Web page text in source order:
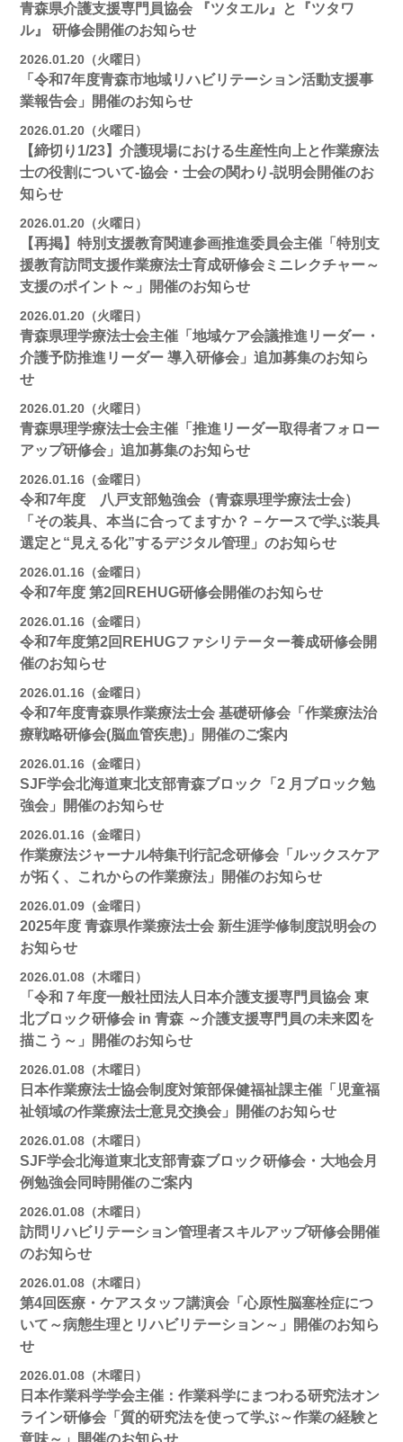
青森県介護支援専門員協会 『ツタエル』と『ツタワ
ル』 研修会開催のお知らせ
2026.01.20（火曜日）
「令和7年度青森市地域リハビリテーション活動支援事
業報告会」開催のお知らせ
2026.01.20（火曜日）
【締切り1/23】介護現場における生産性向上と作業療法
士の役割について-協会・士会の関わり-説明会開催のお
知らせ
2026.01.20（火曜日）
【再掲】特別支援教育関連参画推進委員会主催「特別支
援教育訪問支援作業療法士育成研修会ミニレクチャー～
支援のポイント～」開催のお知らせ
2026.01.20（火曜日）
青森県理学療法士会主催「地域ケア会議推進リーダー・
介護予防推進リーダー 導入研修会」追加募集のお知ら
せ
2026.01.20（火曜日）
青森県理学療法士会主催「推進リーダー取得者フォロー
アップ研修会」追加募集のお知らせ
2026.01.16（金曜日）
令和7年度 八戸支部勉強会（青森県理学療法士会）
「その装具、本当に合ってますか？－ケースで学ぶ装具
選定と“見える化”するデジタル管理」のお知らせ
2026.01.16（金曜日）
令和7年度 第2回REHUG研修会開催のお知らせ
2026.01.16（金曜日）
令和7年度第2回REHUGファシリテーター養成研修会開
催のお知らせ
2026.01.16（金曜日）
令和7年度青森県作業療法士会 基礎研修会「作業療法治
療戦略研修会(脳血管疾患)」開催のご案内
2026.01.16（金曜日）
SJF学会北海道東北支部⻘森ブロック「2 月ブロック勉
強会」開催のお知らせ
2026.01.16（金曜日）
作業療法ジャーナル特集刊行記念研修会「ルックスケア
が拓く、これからの作業療法」開催のお知らせ
2026.01.09（金曜日）
2025年度 青森県作業療法士会 新生涯学修制度説明会の
お知らせ
2026.01.08（木曜日）
「令和７年度一般社団法人日本介護支援専門員協会 東
北ブロック研修会 in 青森 ～介護支援専門員の未来図を
描こう～」開催のお知らせ
2026.01.08（木曜日）
日本作業療法士協会制度対策部保健福祉課主催「児童福
祉領域の作業療法士意見交換会」開催のお知らせ
2026.01.08（木曜日）
SJF学会北海道東北支部青森ブロック研修会・大地会月
例勉強会同時開催のご案内
2026.01.08（木曜日）
訪問リハビリテーション管理者スキルアップ研修会開催
のお知らせ
2026.01.08（木曜日）
第4回医療・ケアスタッフ講演会「心原性脳塞栓症につ
いて～病態生理とリハビリテーション～」開催のお知ら
せ
2026.01.08（木曜日）
日本作業科学学会主催：作業科学にまつわる研究法オン
ライン研修会「質的研究法を使って学ぶ～作業の経験と
意味～」開催のお知らせ